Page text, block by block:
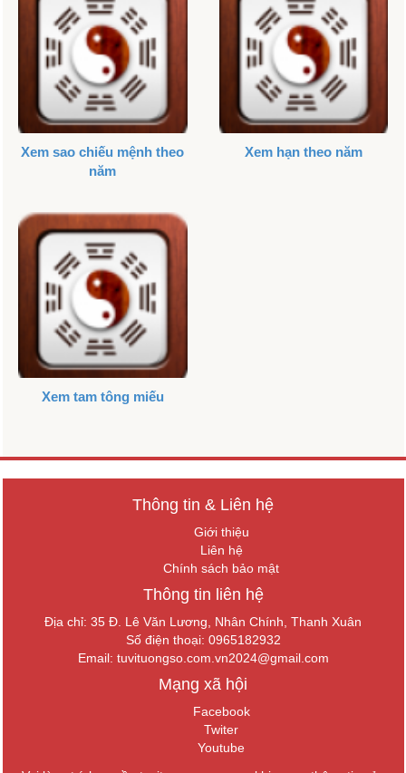
Xem sao chiếu mệnh theo
năm
Xem hạn theo năm
Xem tam tông miếu
Thông tin & Liên hệ
Giới thiệu
Liên hệ
Chính sách bảo mật
Thông tin liên hệ
Địa chỉ: 35 Đ. Lê Văn Lương, Nhân Chính, Thanh Xuân
Số điện thoại: 0965182932
Email: tuvituongso.com.vn2024@gmail.com
Mạng xã hội
Facebook
Twiter
Youtube